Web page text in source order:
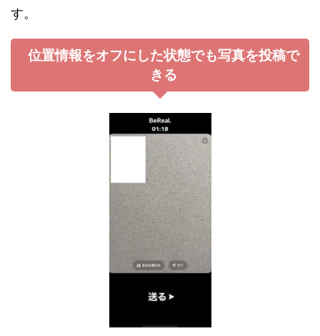
す。
位置情報をオフにした状態でも写真を投稿で
きる